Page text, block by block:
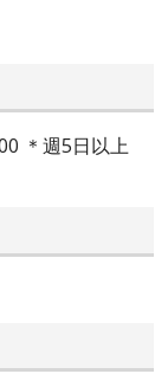
＊週5日以上